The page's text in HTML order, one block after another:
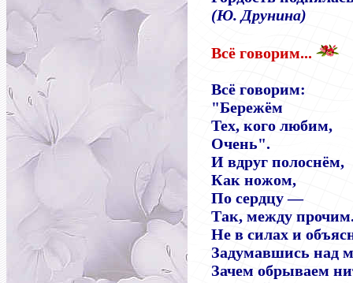
(Ю. Друнина)
Всё говорим...
Всё говорим:
"Бережём
Тех, кого любим,
Очень".
И вдруг полоснём,
Как ножом,
По сердцу —
Так, между
Не в силах и
Задумавшись над
Зачем обрываем